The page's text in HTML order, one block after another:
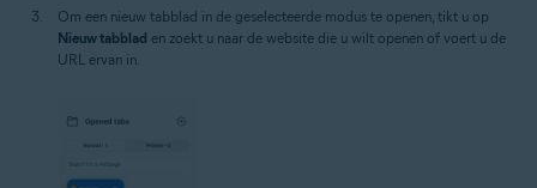
Om een nieuw tabblad in de geselecteerde modus te openen, tikt u op
Nieuw tabblad en zoekt u naar de website die u wilt openen of voert u de
URL ervan in.